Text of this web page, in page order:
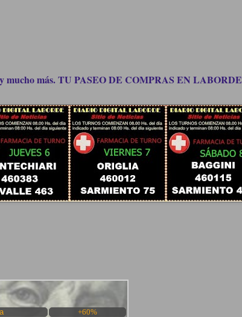
más. TU PASEO DE COMPRAS EN LABORDE